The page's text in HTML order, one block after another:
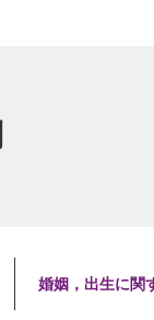
婚姻，出生に関